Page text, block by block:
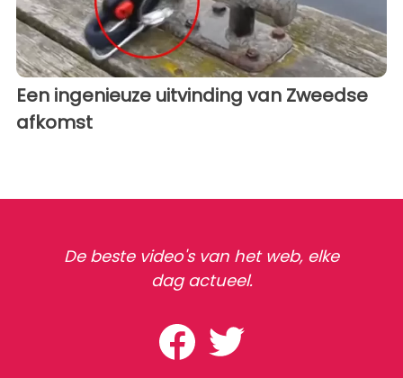
Een ingenieuze uitvinding van Zweedse
afkomst
De beste video's van het web, elke
dag actueel.